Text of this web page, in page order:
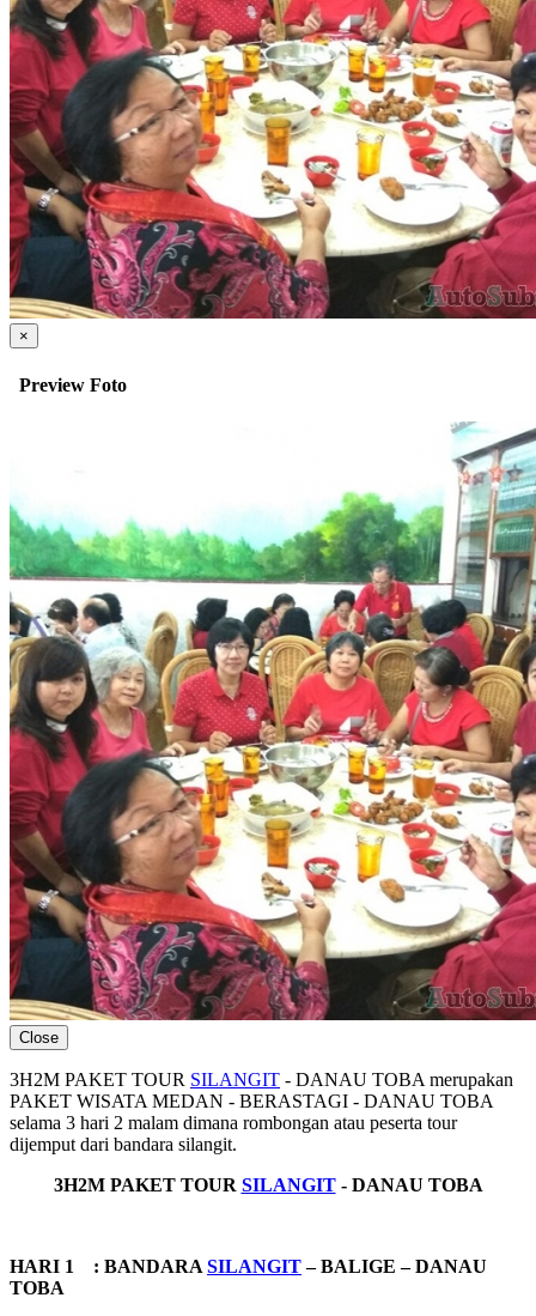
×
Preview Foto
Close
3H2M PAKET TOUR SILANGIT - DANAU TOBA merupakan
PAKET WISATA MEDAN - BERASTAGI - DANAU TOBA
selama 3 hari 2 malam dimana rombongan atau peserta tour
dijemput dari bandara silangit.
3H2M PAKET TOUR SILANGIT- DANAU TOBA
HARI 1 : BANDARA SILANGIT– BALIGE – DANAU
TOBA